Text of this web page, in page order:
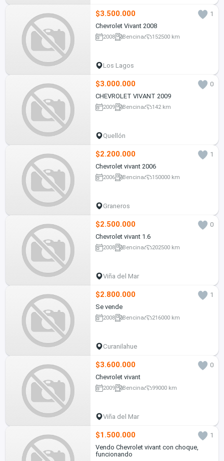
$3.500.000
1
Chevrolet Vivant 2008
2008 Bencina 152500 km
Los Lagos
$3.000.000
0
CHEVROLET VIVANT 2009
2009 Bencina 142 km
Quellón
$2.200.000
1
Chevrolet vivant 2006
2006 Bencina 150000 km
Graneros
$2.500.000
0
Chevrolet vivant 1.6
2008 Bencina 202500 km
Viña del Mar
$2.800.000
1
Se vende
2008 Bencina 216000 km
Curanilahue
$3.600.000
0
Chevrolet vivant
2009 Bencina 99000 km
Viña del Mar
$1.500.000
1
Vendo Chevrolet vivant con choque,
funcionando